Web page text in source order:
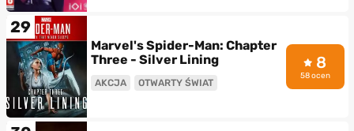
29
Marvel's Spider-Man: Chapter
Three - Silver Lining
AKCJA OTWARTY ŚWIAT
8
58 ocen